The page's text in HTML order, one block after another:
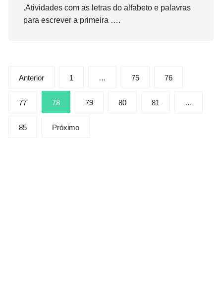
.Atividades com as letras do alfabeto e palavras
para escrever a primeira ….
Paginação
posts
Anterior 1 … 75 76
77 78 79 80 81 …
85 Próximo